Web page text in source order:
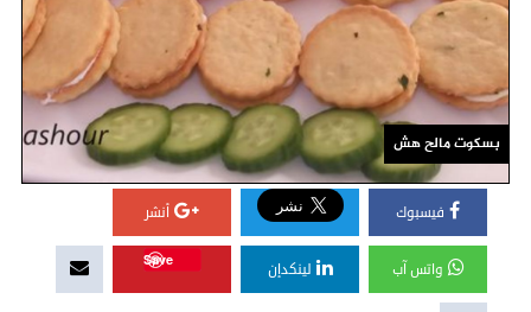
بسكوت مالح هش
فيسبوك أنشر
واتس آب لينكدإن
Save